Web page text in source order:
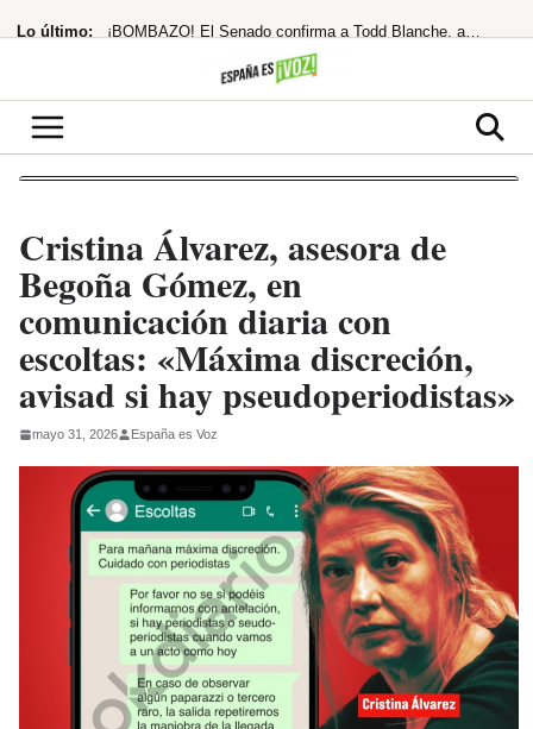
al Lo último: ¡BOMBAZO! El Senado confirma a Todd Blanche, abogado de Trump, como Fiscal
¡MERZ EXPLOTA! Remodela su Gobierno a la desesperada tras el escándalo Spahn
Cristina Álvarez, asesora de
Begoña Gómez, en
comunicación diaria con
escoltas: «Máxima discreción,
avisad si hay pseudoperiodistas»
mayo 31, 2026 España es Voz